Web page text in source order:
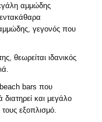
αμμώδης
γεγονός που
θεωρείται ιδανικός
bars που
και μεγάλο
εξοπλισμό.